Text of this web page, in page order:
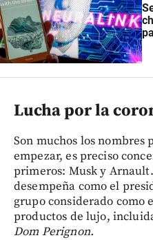
Lucha por la
Son muchos los nombres
empezar, es preciso
primeros: Musk y
desempeña como el
grupo considerado como
productos de lujo,
Dom Perignon.